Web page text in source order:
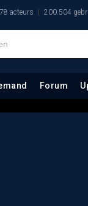
acteurs 200.504
Forum